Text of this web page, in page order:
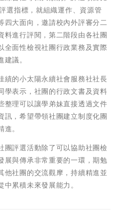
選指標，就組織運作、資源管
四大面向，邀請校內外評審分二
料進行評閱，第二階段由各社團
全面性檢視社團行政業務及實際
議。
績的小太陽永續社會服務社社長
學表示，社團的行政文書及資料
整理可以讓學弟妹直接透過文件
訊，希望帶領社團建立制度化團
。
團評選活動除了可以協助社團檢
展與傳承非常重要的一環，期勉
他社團的交流觀摩，持續精進並
累積未來發展能力。